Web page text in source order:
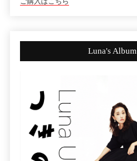
Luna's Album